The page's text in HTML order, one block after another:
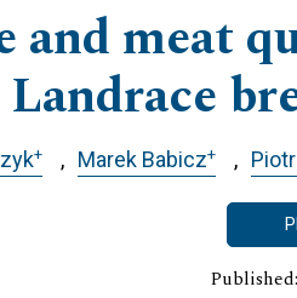
and meat
Landrace
+ Marek Babicz+